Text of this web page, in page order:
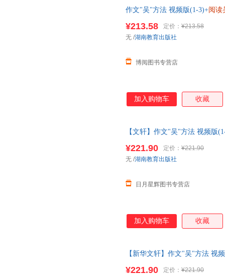
楼。 新版名著阅读课程化丛书
容包括图书整体介绍和篇目、
作背景、内容重点、阅读方法
作文"吴"方法 视频版(1-3)+阅读
¥213.58 定价： ¥213.58
博阅图书专营店
无 /湖南教育出版社
加入购物车 收藏
【文轩】作文"吴"方法 视频版
¥221.90 定价： ¥221.90
日月星辉图书专营店
无 /湖南教育出版社
加入购物车 收藏
【新华文轩】作文"吴"方法 视
¥221.90 定价： ¥221.90